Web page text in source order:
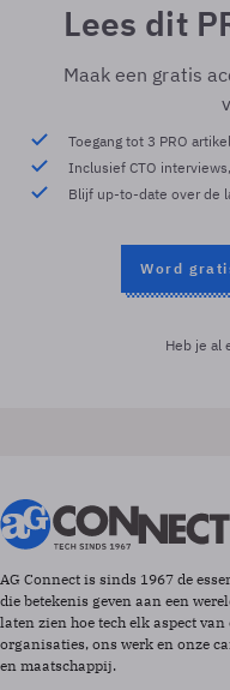
Lees dit
Maak een gratis
Toegang tot 3 PRO
Inclusief CTO
Blijf up-to-date over de
Word
Heb je al
AG Connect is sinds 1967 de
die betekenis geven aan een
laten zien hoe tech elk aspect
organisaties, ons werk en onze
en maatschappij.